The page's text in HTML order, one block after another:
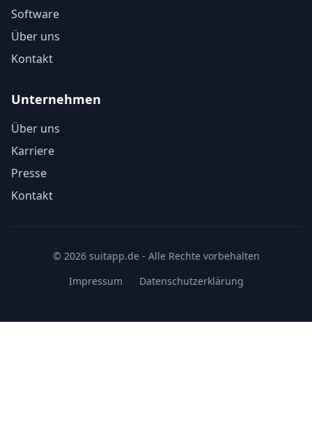
Software
Über uns
Kontakt
Unternehmen
Über uns
Karriere
Presse
Kontakt
© 2026 suitapp.de - Alle Rechte vorbehalten
Impressum
Datenschutzerklärung